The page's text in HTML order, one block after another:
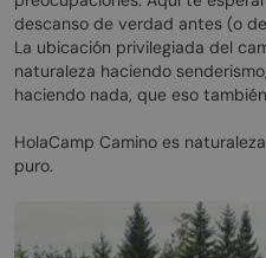
descanso de verdad antes (o
La ubicación privilegiada del
naturaleza haciendo
haciendo nada, que eso
HolaCamp Camino es
puro.